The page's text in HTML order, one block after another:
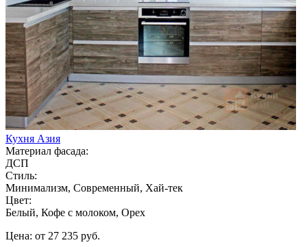
Кухня Азия
Материал фасада:
ДСП
Стиль:
Минимализм, Современный, Хай-тек
Цвет:
Белый, Кофе с молоком, Орех
Цена: от 27 235 руб.